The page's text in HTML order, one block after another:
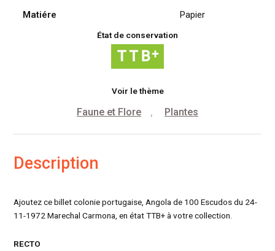
Matiére
Papier
État de conservation
Voir le thème
Faune et Flore , Plantes
Description
Ajoutez ce billet colonie portugaise, Angola de 100 Escudos du 24-
11-1972 Marechal Carmona, en état TTB+ à votre collection.
RECTO